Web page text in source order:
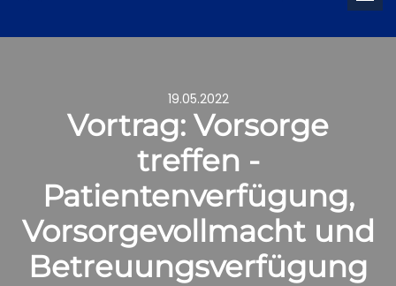
19.05.2022
Vortrag: Vorsorge
treffen -
Patientenverfügung,
Vorsorgevollmacht und
Betreuungsverfügung